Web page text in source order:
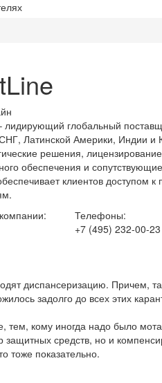
лидирующий глобальный
Латинской Америки, Индии
решения,
обеспечения и
клиентов доступом
Телефоны:
+7 (495) 232-00-23
диспансеризацию. Причем,
задолго до всех этих
тем, кому иногда надо было
защитных средств, но и
тоже показательно.